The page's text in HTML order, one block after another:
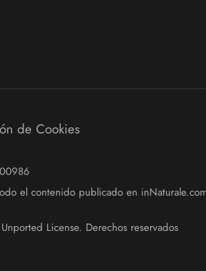
de Cookies
el contenido publicado en
License. Derechos reservados